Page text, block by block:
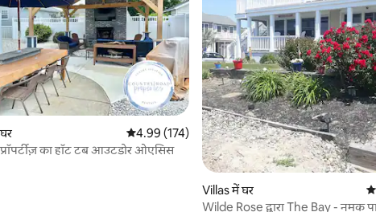
समीक्षाएँ
औसत रेटिंग 5 में से 4.99, 174 समीक्षाएँ
4.99 (174)
प्रॉपर्टीज़ का हॉट टब आउटडोर ओएसिस
Villas में घर
Wilde Rose द्वारा The Bay - नमक